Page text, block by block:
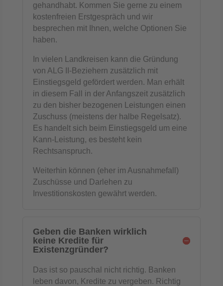
gehandhabt. Kommen Sie gerne zu einem
kostenfreien Erstgespräch und wir
besprechen mit Ihnen, welche Optionen Sie
haben.
In vielen Landkreisen kann die Gründung
von ALG II-Beziehern zusätzlich mit
Einstiegsgeld gefördert werden. Man erhält
in diesem Fall in der Anfangszeit zusätzlich
zu den bisher bezogenen Leistungen einen
Zuschuss (meistens der halbe Regelsatz).
Es handelt sich beim Einstiegsgeld um eine
Kann-Leistung, es besteht kein
Rechtsanspruch.
Weiterhin können (eher im Ausnahmefall)
Zuschüsse und Darlehen zu
Investitionskosten gewährt werden.
Geben die Banken wirklich
keine Kredite für
Existenzgründer?
Das ist so pauschal nicht richtig. Banken
leben davon, Kredite zu vergeben. Richtig